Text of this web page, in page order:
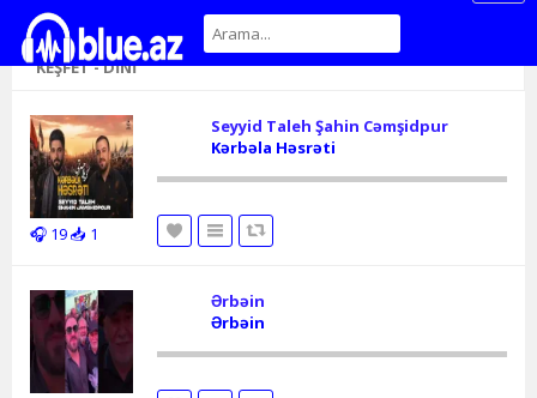
KEŞFET - DINI
🎧 19📥 1
Seyyid Taleh Şahin Cəmşidpur
Kərbəla Həsrəti
Ərbəin
Ərbəin